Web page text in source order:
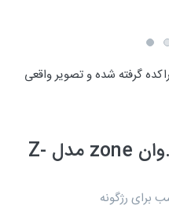
گرفته شده و تصویر واقعی
براش گونه رومیزی زد.وان zone مدل Z-
برای رژگونه